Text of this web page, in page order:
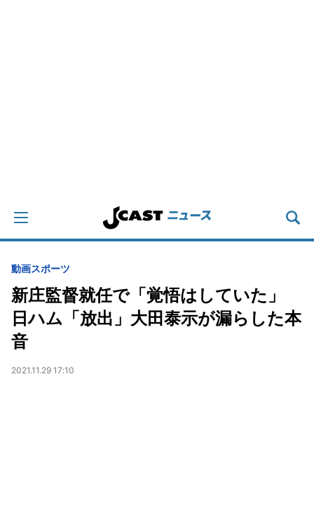
動画スポーツ
新庄監督就任で「覚悟はしていた」
日ハム「放出」大田泰示が漏らした本
音
2021.11.29 17:10